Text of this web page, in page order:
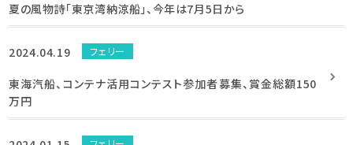
夏の風物詩「東京湾納涼船」、今年は7月5日から
2024.04.19 フェリー
東海汽船、コンテナ活用コンテスト参加者募集、賞金総額150
万円